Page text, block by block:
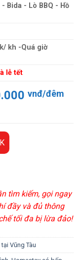
Bida - Lò BBQ - Hồ
kh -Quá giờ
lễ tết
vnđ/
vnđ/đêm
tìm kiếm, gọi ngay
đầy và đủ thông
tối đa bị lừa đảo!
Vũng Tàu